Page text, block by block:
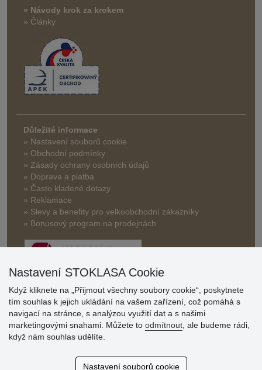
» Návody krok za krokem
» Články
Důležité informace
» Nastavení souborů cookie
» Obchodní podmínky
» Zásady ochrany osobních údajů
» Doprava a platba
» Často kladené dotazy
» Reklamace
» Slevy a benefity pro velkoobchodní zákazníky
» Bonusový program na prodejnách
Hodnocení
zákazníků
Super obchod, kvalitní zboží za slušné ceny. Vřele
Nastavení STOKLASA Cookie
Když kliknete na „Přijmout všechny soubory cookie“, poskytnete
tím souhlas k jejich ukládání na vašem zařízení, což pomáhá s
navigací na stránce, s analýzou využití dat a s našimi
marketingovými snahami. Můžete to odmítnout , ale budeme rádi,
když nám souhlas udělíte.
Nastavení souborů cookie